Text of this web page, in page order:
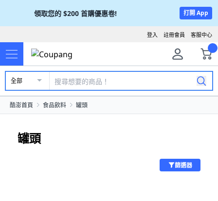
領取您的 $200 首購優惠卷! 打開 App
客服中心
註冊會員
登入
全部
酷澎首頁 食品飲料 罐頭
罐頭
篩選器